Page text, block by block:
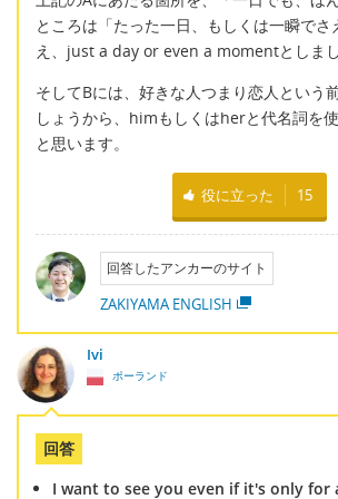
ところは「たった一日、もしくは一瞬でさ
え、just a day or even a momentとしまし
そしてBには、好きな人つまり恋人という
しょうから、himもしくはherと代名詞を
と思います。
役に立った 15
回答したアンカーのサイト
ZAKIYAMA ENGLISH
Ivi
ポーランド
回答
I want to see you even if it's only for